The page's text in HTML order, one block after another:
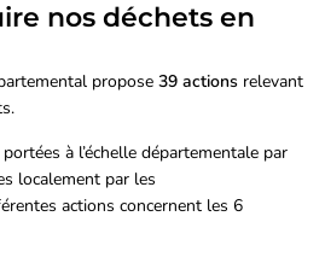
nos déchets en
propose 39 actions relevant
à l’échelle départementale par
localement par les
actions concernent les 6